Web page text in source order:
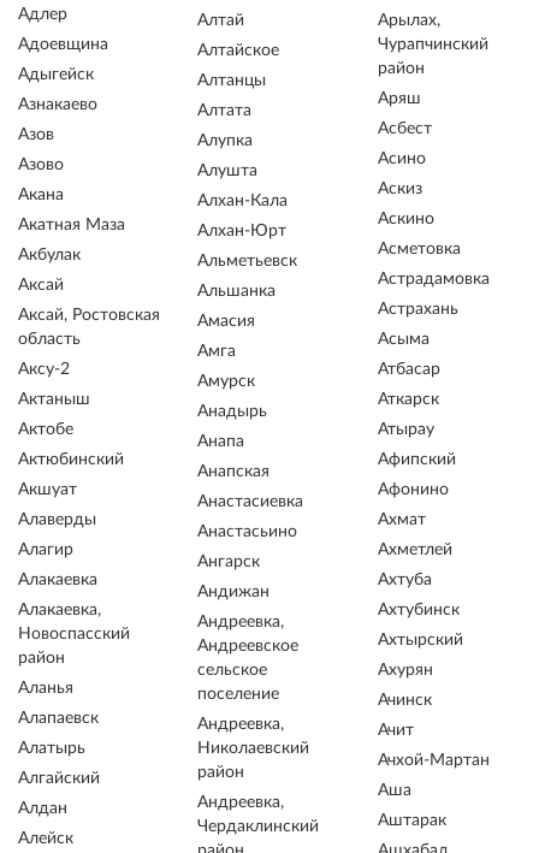
Адлер
Адоевщина
Адыгейск
Азнакаево
Азов
Азово
Акана
Акатная Маза
Акбулак
Аксай
Аксай, Ростовская
область
Аксу-2
Актаныш
Актобе
Актюбинский
Акшуат
Алаверды
Алагир
Алакаевка
Алакаевка,
Новоспасский
район
Аланья
Алапаевск
Алатырь
Алгайский
Алдан
Алейск
Алтай
Алтайское
Алтанцы
Алтата
Алупка
Алушта
Алхан-Кала
Алхан-Юрт
Альметьевск
Альшанка
Амасия
Амга
Амурск
Анадырь
Анапа
Анапская
Анастасиевка
Анастасьино
Ангарск
Андижан
Андреевка,
Андреевское
сельское
поселение
Андреевка,
Николаевский
район
Андреевка,
Чердаклинский
Арылах,
Чурапчинский
район
Аряш
Асбест
Асино
Аскиз
Аскино
Асметовка
Астрадамовка
Астрахань
Асыма
Атбасар
Аткарск
Атырау
Афипский
Афонино
Ахмат
Ахметлей
Ахтуба
Ахтубинск
Ахтырский
Ахурян
Ачинск
Ачит
Ачхой-Мартан
Аша
Аштарак